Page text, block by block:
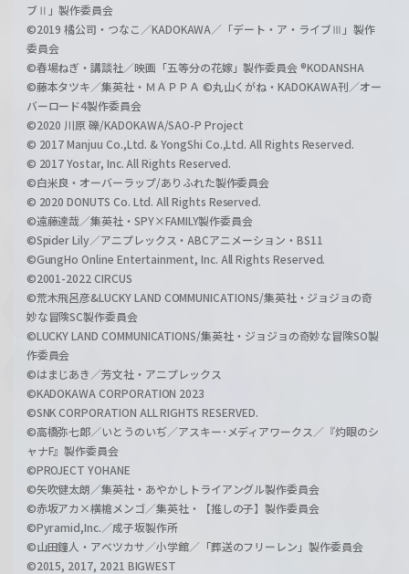
ブⅡ」製作委員会
©2019 橘公司・つなこ／KADOKAWA／「デート・ア・ライブⅢ」製作
委員会
©春場ねぎ・講談社／映画「五等分の花嫁」製作委員会 ®KODANSHA
©藤本タツキ／集英社・ＭＡＰＰＡ ©丸山くがね・KADOKAWA刊／オー
バーロード4製作委員会
©2020 川原 礫/KADOKAWA/SAO-P Project
© 2017 Manjuu Co.,Ltd. & YongShi Co.,Ltd. All Rights Reserved.
© 2017 Yostar, Inc. All Rights Reserved.
©白米良・オーバーラップ/ありふれた製作委員会
© 2020 DONUTS Co. Ltd. All Rights Reserved.
©遠藤達哉／集英社・SPY×FAMILY製作委員会
©Spider Lily／アニプレックス・ABCアニメーション・BS11
©GungHo Online Entertainment, Inc. All Rights Reserved.
©2001-2022 CIRCUS
©荒木飛呂彦&LUCKY LAND COMMUNICATIONS/集英社・ジョジョの奇
妙な冒険SC製作委員会
©LUCKY LAND COMMUNICATIONS/集英社・ジョジョの奇妙な冒険SO製
作委員会
©はまじあき／芳文社・アニプレックス
©KADOKAWA CORPORATION 2023
©SNK CORPORATION ALL RIGHTS RESERVED.
©高橋弥七郎／いとうのいぢ／アスキー･メディアワークス／『灼眼のシ
ャナF』製作委員会
©PROJECT YOHANE
©矢吹健太朗／集英社・あやかしトライアングル製作委員会
©赤坂アカ×横槍メンゴ／集英社・【推しの子】製作委員会
©Pyramid,Inc.／成子坂製作所
©山田鐘人・アベツカサ／小学館／「葬送のフリーレン」製作委員会
©2015, 2017, 2021 BIGWEST